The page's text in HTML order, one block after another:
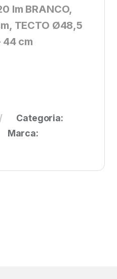
lm BRANCO,
TECTO Ø48,5
44 cm
Categoria:
Marca: